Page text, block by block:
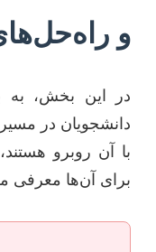
و
در این بخش، به
دانشجویان در مسیر
با آن روبرو
برای آن‌ها معرفی